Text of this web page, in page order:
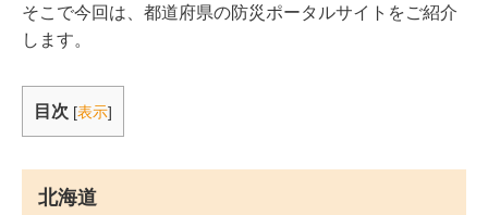
そこで今回は、都道府県の防災ポータルサイトをご紹介
します。
目次 [表示]
北海道